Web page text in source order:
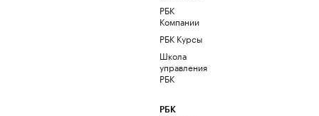
РБК
Компании
РБК Курсы
Школа
управления
РБК
РБК